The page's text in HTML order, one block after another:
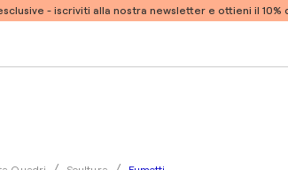
- iscriviti alla nostra newsletter e ottieni il